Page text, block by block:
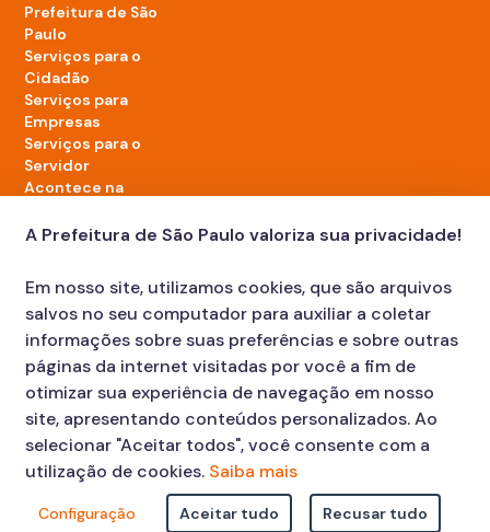
Prefeitura de São
Paulo
Serviços para o
Cidadão
Serviços para
Empresas
Serviços para o
Servidor
Acontece na
LinkedIn da Prefeitura de São Paulo
TikTok da Prefeitura de São Paulo
YouTube da Prefeitura de São Paulo
X da Prefeitura de São Paulo
Instagram da Prefeitura de São Paulo
Facebook da Prefeitura de São Paulo
Diário Oficial
Atendimento: Faça sua Solicitação
© COPYRIGHT 2023, Prefeitura Municipal de São Paulo Viaduto do
A Prefeitura de São Paulo valoriza sua privacidade!
Em nosso site, utilizamos cookies, que são arquivos
salvos no seu computador para auxiliar a coletar
informações sobre suas preferências e sobre outras
páginas da internet visitadas por você a fim de
otimizar sua experiência de navegação em nosso
site, apresentando conteúdos personalizados. Ao
selecionar "Aceitar todos", você consente com a
utilização de cookies. Saiba mais
Configuração Aceitar tudo Recusar tudo